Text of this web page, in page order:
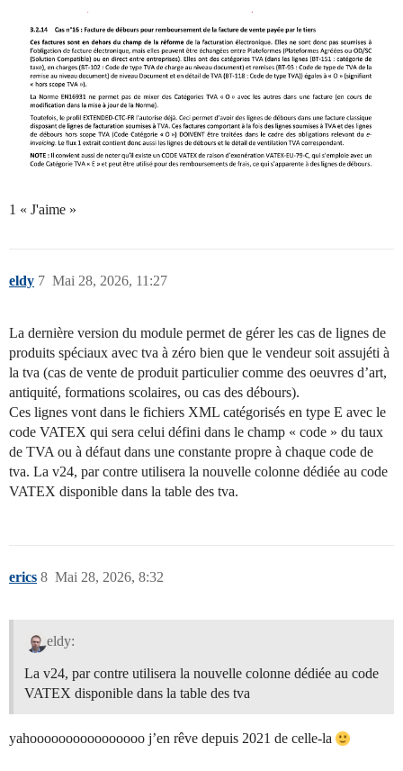
1 « J'aime »
eldy Mai 28, 2026, 11:27
7
La dernière version du module permet de gérer les cas de lignes de
produits spéciaux avec tva à zéro bien que le vendeur soit assujéti à
la tva (cas de vente de produit particulier comme des oeuvres d’art,
antiquité, formations scolaires, ou cas des débours).
Ces lignes vont dans le fichiers XML catégorisés en type E avec le
code VATEX qui sera celui défini dans le champ « code » du taux
de TVA ou à défaut dans une constante propre à chaque code de
tva. La v24, par contre utilisera la nouvelle colonne dédiée au code
VATEX disponible dans la table des tva.
erics Mai 28, 2026, 8:32
8
eldy:
La v24, par contre utilisera la nouvelle colonne dédiée au code
VATEX disponible dans la table des tva
yahoooooooooooooooo j’en rêve depuis 2021 de celle-la